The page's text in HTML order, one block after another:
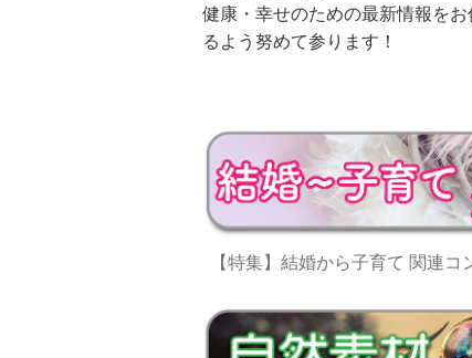
健康・幸せのための最新情報をお
るよう努めて参ります！
【特集】結婚から子育て 関連コ